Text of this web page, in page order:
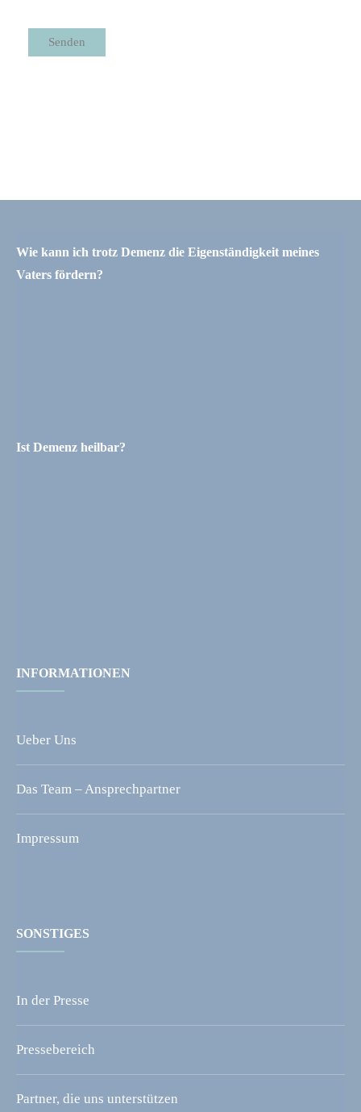
Senden
Wie kann ich trotz Demenz die Eigenständigkeit meines
Vaters fördern?
Ist Demenz heilbar?
INFORMATIONEN
Ueber Uns
Das Team – Ansprechpartner
Impressum
SONSTIGES
In der Presse
Pressebereich
Partner, die uns unterstützen